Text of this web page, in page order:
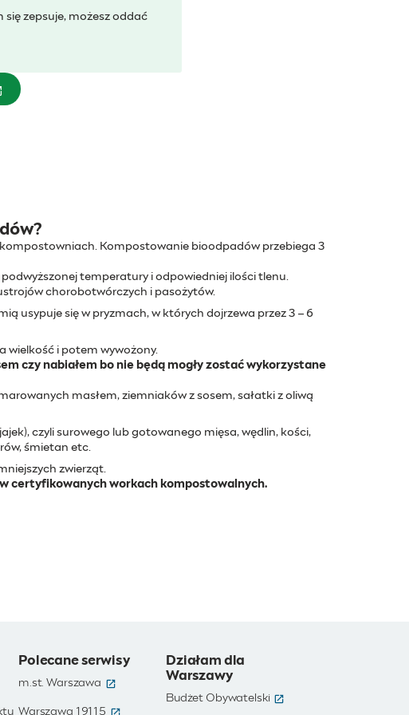
zepsuje, możesz oddać
Kompostowanie bioodpadów przebiega 3
temperatury i odpowiedniej ilości tlenu.
chorobotwórczych i pasożytów.
usypuje się w pryzmach, w których dojrzewa przez 3 – 6
wielkość i potem wywożony.
czy nabiałem bo nie będą mogły zostać wykorzystane
masłem, ziemniaków z sosem, sałatki z oliwą
czyli surowego lub gotowanego mięsa, wędlin, kości,
śmietan etc.
zwierząt.
certyfikowanych workach kompostowalnych.
Polecane serwisy
m.st. Warszawa (otwiera się w nowym oknie)
Warszawa 19115 (otwiera się w nowym oknie)
Działam dla
Warszawy
Budżet Obywatelski